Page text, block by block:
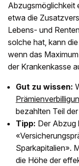
Abzugsmöglichkeit
etwa die
Lebens- und
solche hat, kann
wenn das
der Krankenkasse
Gut zu wissen:
bezahlten Teil
Tipp: Der Abzug
Sparkapitalien».
die Höhe der